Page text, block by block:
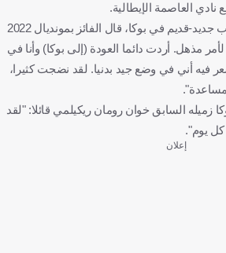
نادي العاصمة الإيطالية.
وخلال تقديمه الرسمي كلاعب جديد-قديم في بوكا، قال الفائز بمونديال 2022
مذهل. أردت دائما العودة (إلى بوكا) وأنا في
فيه أني في وضع جيد بدنيا. لقد نضجت كثيرا،
زميله السابق خوان رومان ريكيلمي قائلا: "لقد
كل يوم".
إعلان